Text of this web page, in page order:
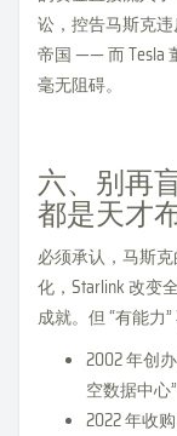
讼，控告马斯克
帝国 —— 而 Tesla
毫无阻碍。
六、别再
都是天才
必须承认，马斯
化，Starlink 改变
成就。但 “有能力
2002 年创
空数据中心”
2022 年收